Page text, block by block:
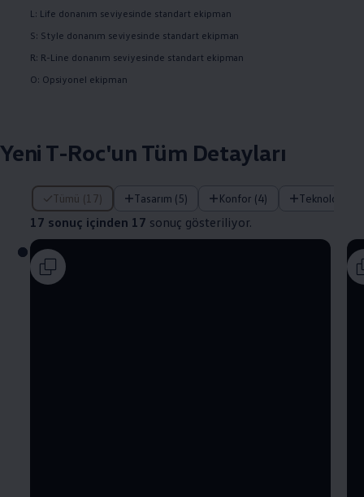
L: Life donanım seviyesinde standart ekipman
S: Style donanım seviyesinde standart ekipman
R: R-Line donanım seviyesinde standart ekipman
O: Opsiyonel ekipman
Yeni T-Roc'un Tüm Detayları
Tümü (17) Tasarım (5) Konfor (4) Teknoloji (4)
17 sonuç içinden 17 sonuç gösteriliyor.
17 sonuç içinden 17 sonuç gösteriliyor.